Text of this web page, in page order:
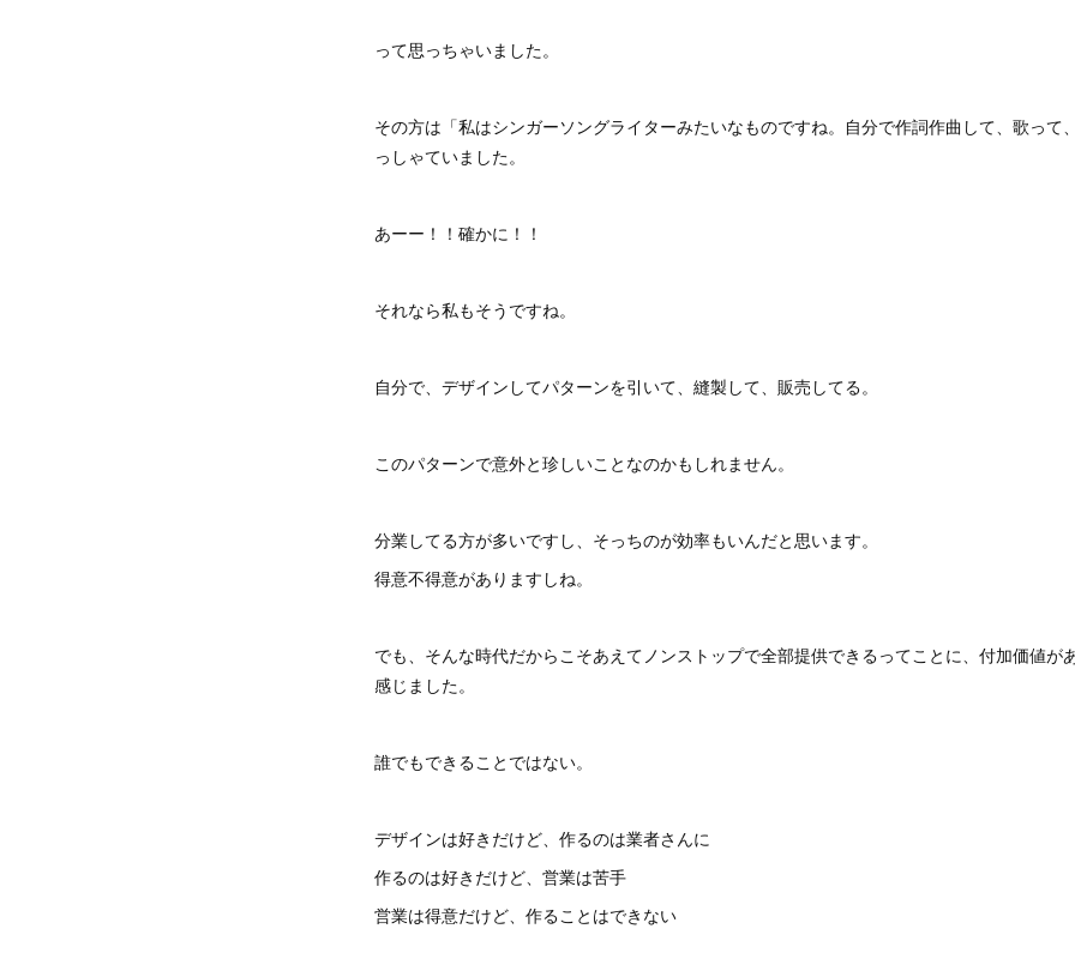
って思っちゃいました。
その方は「私はシンガーソングライターみたいなものですね。自分で作詞作曲して、歌って
っしゃていました。
あーー！！確かに！！
それなら私もそうですね。
自分で、デザインしてパターンを引いて、縫製して、販売してる。
このパターンで意外と珍しいことなのかもしれません。
分業してる方が多いですし、そっちのが効率もいんだと思います。
得意不得意がありますしね。
でも、そんな時代だからこそあえてノンストップで全部提供できるってことに、付加価値が
感じました。
誰でもできることではない。
デザインは好きだけど、作るのは業者さんに
作るのは好きだけど、営業は苦手
営業は得意だけど、作ることはできない